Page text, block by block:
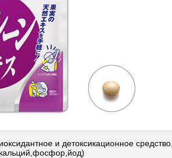
и детоксикационное